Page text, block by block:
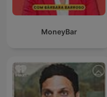
MoneyBar